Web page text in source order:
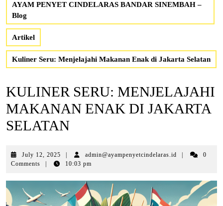
AYAM PENYET CINDELARAS BANDAR SINEMBAH –
Blog
Artikel
Kuliner Seru: Menjelajahi Makanan Enak di Jakarta Selatan
KULINER SERU: MENJELAJAHI
MAKANAN ENAK DI JAKARTA
SELATAN
July 12, 2025 July
12,
admin@ayampenyetcindelaras.id
0
Comments
10:03 pm